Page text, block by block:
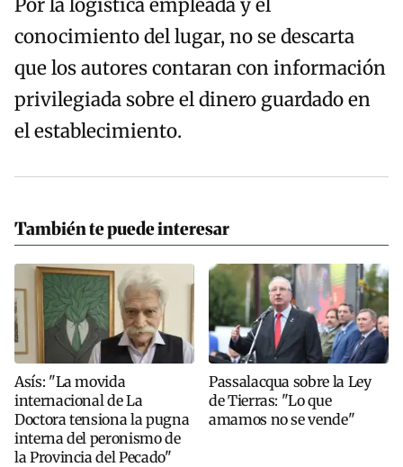
Por la logística empleada y el
conocimiento del lugar, no se descarta
que los autores contaran con información
privilegiada sobre el dinero guardado en
el establecimiento.
También te puede interesar
Asís: "La movida
internacional de La
Doctora tensiona la pugna
interna del peronismo de
la Provincia del Pecado"
Passalacqua sobre la Ley
de Tierras: "Lo que
amamos no se vende"